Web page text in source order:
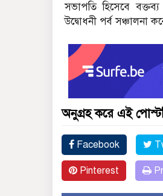
সভাপতি হিসেবে
উদ্বোধনী পর্ব সঞ্চালনা
অনুগ্রহ করে এই
Facebook
Pinterest